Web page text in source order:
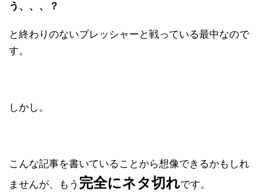
う、、、？
と終わりのないプレッシャーと戦っている最中なので
す。
しかし。
こんな記事を書いていることから想像できるかもしれ
ませんが、もう 完全にネタ切れです。